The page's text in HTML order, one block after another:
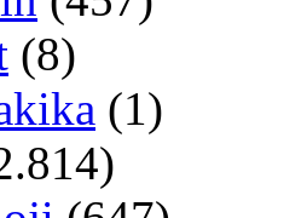
(8)
(1)